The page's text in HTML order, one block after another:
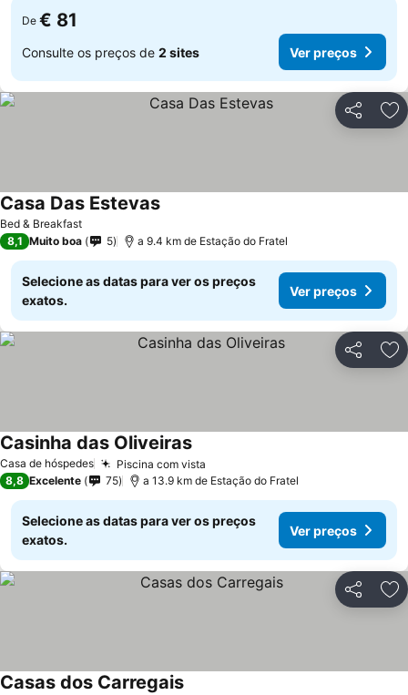
De € 81
Consulte os preços de 2 sites Ver preços
Partilhar
Bed & Breakfast
Casa Das EstevasVer preços
8,1 Muito boa 5 a 9.4 km de Estação do Fratel
Selecione as datas para ver os preços
exatos.
Ver preços
Partilhar
Casa de hóspedes Piscina com vista
Casinha das OliveirasVer preços
8,8 Excelente 75 a 13.9 km de Estação do Fratel
Selecione as datas para ver os preços
exatos.
Ver preços
Partilhar
Casas dos Carregais